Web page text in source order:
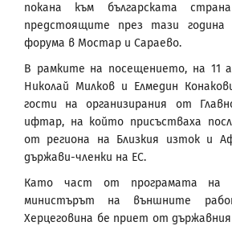
покана към българската
предстоящите през тази година
форума в Мостар и Сараево.
В рамките на посещението, на 11
Николай Милков и Елмедин
гости на организирания от
ифтар, на който присъстваха
от региона на Близкия изток и
държави-членки на ЕС.
Като част от програмата на
министърът на външните
Херцеговина бе приет от държавния